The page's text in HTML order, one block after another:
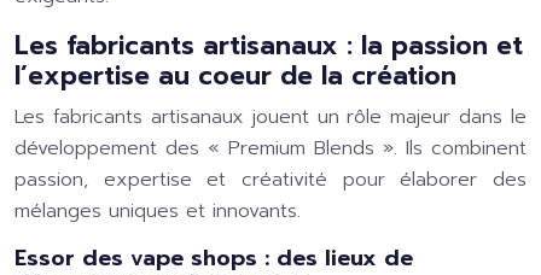
Les fabricants artisanaux : la passion et
l’expertise au coeur de la création
Les fabricants artisanaux jouent un rôle majeur dans le
développement des « Premium Blends ». Ils combinent
passion, expertise et créativité pour élaborer des
mélanges uniques et innovants.
Essor des vape shops : des lieux de